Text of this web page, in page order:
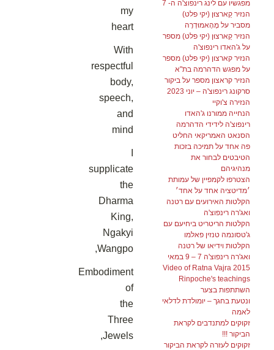
מפגשיו עם לינג רינפוצ'ה ה- 7
הנזיר קַארצוּן (יקי פלט)
מסביר על מָהָאמוּדְרָה
הנזיר קַארצוּן (יקי פלט) מספר
על ג'האדו רינפוצ'ה
הנזיר קארצון (יקי פלט) מספר
על מפגש הדהרמה בת"א
הנזיר קראצון מספר על ביקור
סרקונג רינפוצ'ה – יוני 2023
הנזירה צ'וקיי
הנחייה ממורנו ג'האדו
רינפוצ'ה לידידי הדהרמה
הסנאט האמריקאי החליט
פה אחד על תמיכה בזכות
הטיבטים לבחור את
מנהיגיהם
הצטרפו לקמפיין של עמותת
׳מדיטציה אחד על אחד׳
הקלטות האירועים עם רטנה
ואג'רה רינפוצ'ה
הקלטות הריטריט ביחיעם עם
ג'טסונמה טנזין פאלמו
הקלטות וידיאו של רטנה
ואג'רה רינפוצ'ה 7 – 9 במאי
2015 Video of Ratna Vajra
Rinpoche's teachings
השתתפות בצער
ונטעת בחגך – יומולדת לדלאי
לאמה
זקוקים למתנדבים לקראת
הביקור !!!
זקוקים לעזרה לקראת הביקור
my
heart
With
respectful
body,
speech,
and
mind
supplicate
the
Dharma
King,
Ngakyi
Wangpo,
Embodiment
of
the
Three
Jewels,